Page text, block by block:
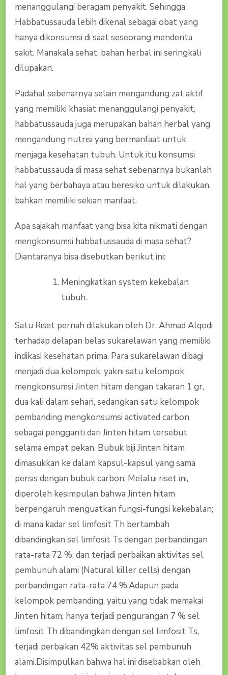
menanggulangi beragam penyakit. Sehingga
Habbatussauda lebih dikenal sebagai obat yang
hanya dikonsumsi di saat seseorang menderita
sakit. Manakala sehat, bahan herbal ini seringkali
dilupakan.
Padahal sebenarnya selain mengandung zat aktif
yang memiliki khasiat menanggulangi penyakit,
habbatussauda juga merupakan bahan herbal yang
mengandung nutrisi yang bermanfaat untuk
menjaga kesehatan tubuh. Untuk itu konsumsi
habbatussauda di masa sehat sebenarnya bukanlah
hal yang berbahaya atau beresiko untuk dilakukan,
bahkan memiliki sekian manfaat.
Apa sajakah manfaat yang bisa kita nikmati dengan
mengkonsumsi habbatussauda di masa sehat?
Diantaranya bisa disebutkan berikut ini:
Meningkatkan system kekebalan
tubuh.
Satu Riset pernah dilakukan oleh Dr. Ahmad Alqodi
terhadap delapan belas sukarelawan yang memiliki
indikasi kesehatan prima. Para sukarelawan dibagi
menjadi dua kelompok, yakni satu kelompok
mengkonsumsi Jinten hitam dengan takaran 1 gr,
dua kali dalam sehari, sedangkan satu kelompok
pembanding mengkonsumsi activated carbon
sebagai pengganti dari Jinten hitam tersebut
selama empat pekan. Bubuk biji Jinten hitam
dimasukkan ke dalam kapsul-kapsul yang sama
persis dengan bubuk carbon. Melalui riset ini,
diperoleh kesimpulan bahwa Jinten hitam
berpengaruh menguatkan fungsi-fungsi kekebalan;
di mana kadar sel limfosit Th bertambah
dibandingkan sel limfosit Ts dengan perbandingan
rata-rata 72 %, dan terjadi perbaikan aktivitas sel
pembunuh alami (Natural killer cells) dengan
perbandingan rata-rata 74 %.Adapun pada
kelompok pembanding, yaitu yang tidak memakai
Jinten hitam, hanya terjadi pengurangan 7 % sel
limfosit Th dibandingkan dengan sel limfosit Ts,
terjadi perbaikan 42% aktivitas sel pembunuh
alami.Disimpulkan bahwa hal ini disebabkan oleh